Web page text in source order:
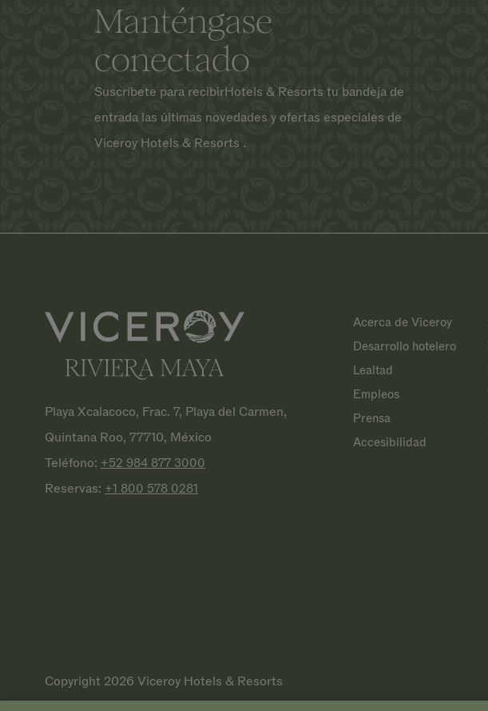
Manténgase
conectado
Suscríbete para recibirHotels & Resorts tu bandeja de
entrada las últimas novedades y ofertas especiales de
Viceroy Hotels & Resorts .
Playa Xcalacoco, Frac. 7, Playa del Carmen,
Quintana Roo, 77710, México
Teléfono: +52 984 877 3000
Reservas: +1 800 578 0281
Acerca de Viceroy
Desarrollo hotelero
Lealtad
Empleos
Prensa
Accesibilidad
Copyright 2026 Viceroy Hotels & Resorts